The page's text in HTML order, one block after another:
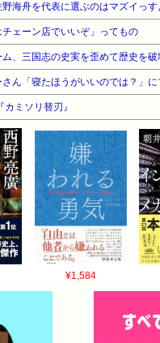
野海舟を代表に選ぶのはマズイっ
チェーン店でいいぞ」ってもの
ム、三国志の史実を歪めて歴史を破
さん「寝たほうがいいのでは？」に
ミソリ替刃』
¥1,584